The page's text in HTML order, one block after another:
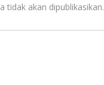
tidak akan dipublikasikan.